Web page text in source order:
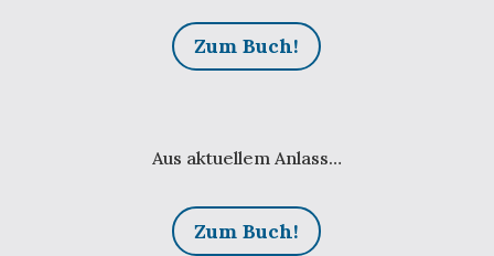
Zum Buch!
Aus aktuellem Anlass…
Zum Buch!